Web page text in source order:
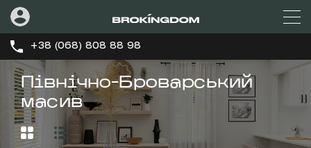
+38 (068) 808 88 98
Північно-Броварський
масив